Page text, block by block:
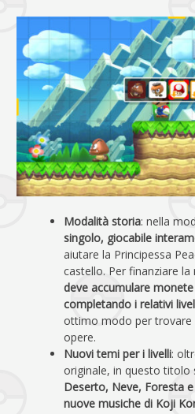
Modalità storia: nella
singolo, giocabile
aiutare la Principessa
castello. Per finanziare la
deve accumulare
completando i relativi
ottimo modo per trovare
opere.
Nuovi temi per i livelli:
originale, in questo titolo
Deserto, Neve, Foresta
nuove musiche di Koji